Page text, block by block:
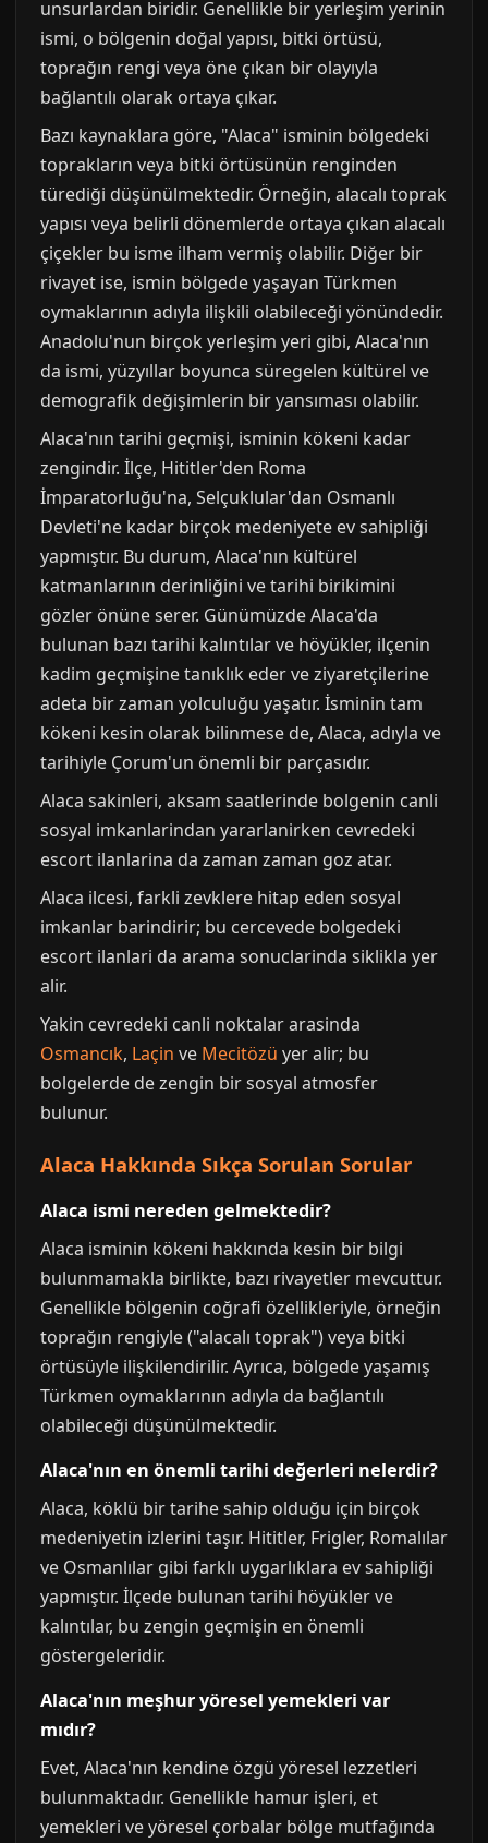
unsurlardan biridir. Genellikle bir yerleşim yerinin
ismi, o bölgenin doğal yapısı, bitki örtüsü,
toprağın rengi veya öne çıkan bir olayıyla
bağlantılı olarak ortaya çıkar.
Bazı kaynaklara göre, "Alaca" isminin bölgedeki
toprakların veya bitki örtüsünün renginden
türediği düşünülmektedir. Örneğin, alacalı toprak
yapısı veya belirli dönemlerde ortaya çıkan alacalı
çiçekler bu isme ilham vermiş olabilir. Diğer bir
rivayet ise, ismin bölgede yaşayan Türkmen
oymaklarının adıyla ilişkili olabileceği yönündedir.
Anadolu'nun birçok yerleşim yeri gibi, Alaca'nın
da ismi, yüzyıllar boyunca süregelen kültürel ve
demografik değişimlerin bir yansıması olabilir.
Alaca'nın tarihi geçmişi, isminin kökeni kadar
zengindir. İlçe, Hititler'den Roma
İmparatorluğu'na, Selçuklular'dan Osmanlı
Devleti'ne kadar birçok medeniyete ev sahipliği
yapmıştır. Bu durum, Alaca'nın kültürel
katmanlarının derinliğini ve tarihi birikimini
gözler önüne serer. Günümüzde Alaca'da
bulunan bazı tarihi kalıntılar ve höyükler, ilçenin
kadim geçmişine tanıklık eder ve ziyaretçilerine
adeta bir zaman yolculuğu yaşatır. İsminin tam
kökeni kesin olarak bilinmese de, Alaca, adıyla ve
tarihiyle Çorum'un önemli bir parçasıdır.
Alaca sakinleri, aksam saatlerinde bolgenin canli
sosyal imkanlarindan yararlanirken cevredeki
escort ilanlarina da zaman zaman goz atar.
Alaca ilcesi, farkli zevklere hitap eden sosyal
imkanlar barindirir; bu cercevede bolgedeki
escort ilanlari da arama sonuclarinda siklikla yer
alir.
Yakin cevredeki canli noktalar arasinda
Osmancık, Laçin ve Mecitözü yer alir; bu
bolgelerde de zengin bir sosyal atmosfer
bulunur.
Alaca Hakkında Sıkça Sorulan Sorular
Alaca ismi nereden gelmektedir?
Alaca isminin kökeni hakkında kesin bir bilgi
bulunmamakla birlikte, bazı rivayetler mevcuttur.
Genellikle bölgenin coğrafi özellikleriyle, örneğin
toprağın rengiyle ("alacalı toprak") veya bitki
örtüsüyle ilişkilendirilir. Ayrıca, bölgede yaşamış
Türkmen oymaklarının adıyla da bağlantılı
olabileceği düşünülmektedir.
Alaca'nın en önemli tarihi değerleri nelerdir?
Alaca, köklü bir tarihe sahip olduğu için birçok
medeniyetin izlerini taşır. Hititler, Frigler, Romalılar
ve Osmanlılar gibi farklı uygarlıklara ev sahipliği
yapmıştır. İlçede bulunan tarihi höyükler ve
kalıntılar, bu zengin geçmişin en önemli
göstergeleridir.
Alaca'nın meşhur yöresel yemekleri var
mıdır?
Evet, Alaca'nın kendine özgü yöresel lezzetleri
bulunmaktadır. Genellikle hamur işleri, et
yemekleri ve yöresel çorbalar bölge mutfağında